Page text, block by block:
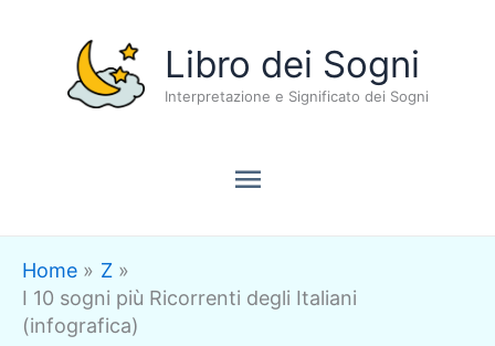
contenuto
Libro dei Sogni
Interpretazione e Significato dei Sogni
Menu
principale
Home
Z
I 10 sogni più Ricorrenti degli Italiani
(infografica)